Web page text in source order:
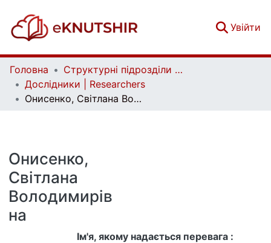
Увійти
Головна
Структурні підрозділи Київського національного університету імені Тараса Шевченка та Організації | Faculties, Institutes and Departments of Taras Shevchenko National University of Kyiv and Organizations
Дослідники | Researchers
Онисенко, Світлана Володимирівна
Онисенко,
Світлана
Володимирів
на
Ім'я, якому надається перевага :